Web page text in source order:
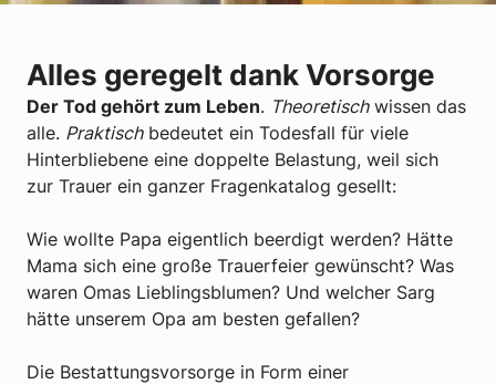
Alles geregelt dank Vorsorge
Der Tod gehört zum Leben. Theoretischwissen das
alle. Praktischbedeutet ein Todesfall für viele
Hinterbliebene eine doppelte Belastung, weil sich
zur Trauer ein ganzer Fragenkatalog gesellt:
Wie wollte Papa eigentlich beerdigt werden? Hätte
Mama sich eine große Trauerfeier gewünscht? Was
waren Omas Lieblingsblumen? Und welcher Sarg
hätte unserem Opa am besten gefallen?
Die Bestattungsvorsorge in Form einer